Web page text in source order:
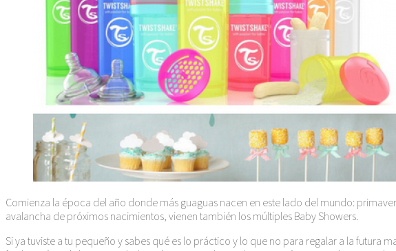
Comienza la época del año donde más guaguas nacen en este lado del mundo:
avalancha de próximos nacimientos, vienen también los múltiples Baby Showers.
Si ya tuviste a tu pequeño y sabes qué es lo práctico y lo que no para regalar a la